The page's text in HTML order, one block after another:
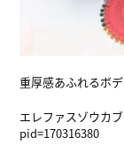
重厚感あふれるボ
エレファスゾウカ
pid=170316380